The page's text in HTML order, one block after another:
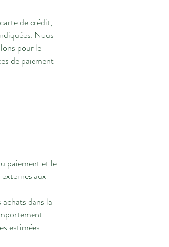
de crédit,
Nous
pour le
de paiement
paiement et le
aux
dans la
estimées